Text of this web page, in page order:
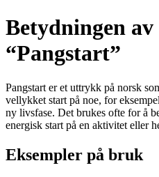
Betydningen
“Pangstart”
Pangstart er et uttrykk på norsk
vellykket start på noe, for
ny livsfase. Det brukes ofte for å
energisk start på en aktivitet eller
Eksempler på bruk